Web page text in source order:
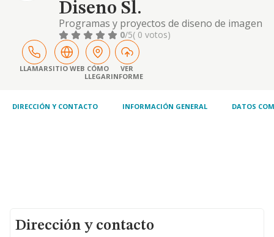
Diseno Sl.
Programas y proyectos de diseno de imagen
corporativa.. 0/5( 0 votos)
LLAMARSITIO WEB CÓMO
LLEGAR
VER
INFORME
DIRECCIÓN Y CONTACTO INFORMACIÓN GENERAL DATOS
Dirección y contacto